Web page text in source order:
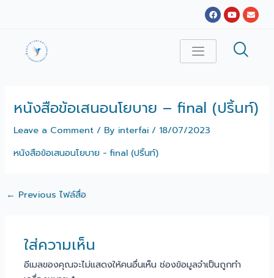
Facebook
Youtube
หนังสือข้อเสนอนโยบาย – final (ปริ้นท์)
Leave a Comment / By interfai/ 18/07/2023
หนังสือข้อเสนอนโยบาย - final (ปริ้นท์)
← Previous ไฟล์สื่อ
ใส่ความเห็น
อีเมลของคุณจะไม่แสดงให้คนอื่นเห็น ช่องข้อมูลจำเป็นถูกทำ